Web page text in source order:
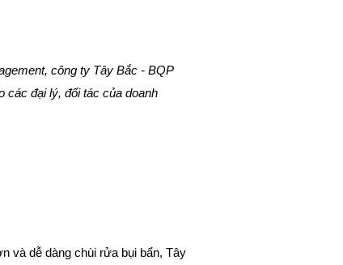
công ty Tây Bắc - BQP
các đại lý, đối tác của doanh
và dễ dàng chùi rửa bụi bẩn, Tây